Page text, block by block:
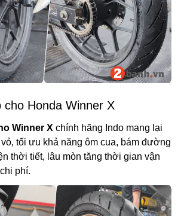
cho Honda Winner X
Winner X chính hãng Indo mang lại
tối ưu khả năng ôm cua, bám đường
thời tiết, lâu mòn tăng thời gian vận
phí.